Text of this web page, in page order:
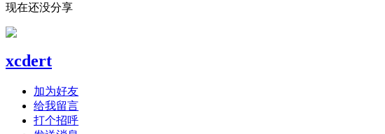
现在还没分享
xcdert
加为好友
给我留言
打个招呼